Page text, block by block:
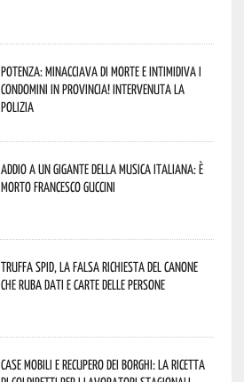
Potenza: minacciava di morte e intimidiva i
condomini in provincia! Intervenuta la
Polizia
Addio a un gigante della musica italiana: è
morto Francesco Guccini
Truffa Spid, la falsa richiesta del canone
che ruba dati e carte delle persone
Case mobili e recupero dei borghi: la ricetta